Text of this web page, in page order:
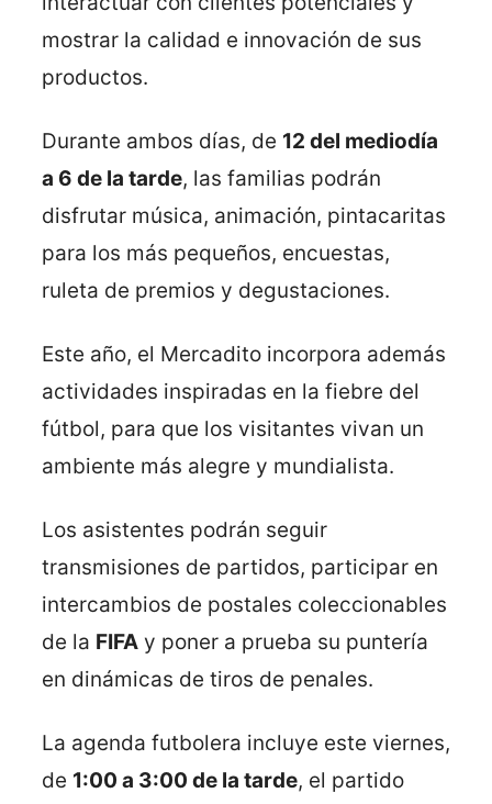
mostrar la calidad e innovación de sus
productos.
Durante ambos días, de 12 del mediodía
a 6 de la tarde, las familias podrán
disfrutar música, animación, pintacaritas
para los más pequeños, encuestas,
ruleta de premios y degustaciones.
Este año, el Mercadito incorpora además
actividades inspiradas en la fiebre del
fútbol, para que los visitantes vivan un
ambiente más alegre y mundialista.
Los asistentes podrán seguir
transmisiones de partidos, participar en
intercambios de postales coleccionables
de la FIFA y poner a prueba su puntería
en dinámicas de tiros de penales.
La agenda futbolera incluye este viernes,
de 1:00 a 3:00 de la tarde, el partido